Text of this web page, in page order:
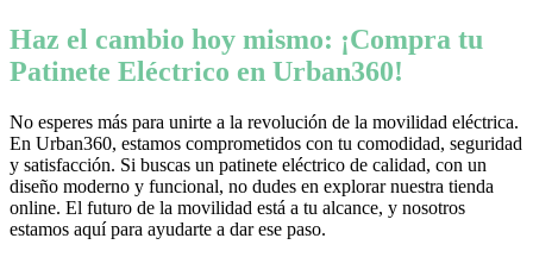
Haz el cambio hoy mismo: ¡Compra tu
Patinete Eléctrico en Urban360!
No esperes más para unirte a la revolución de la movilidad eléctrica.
En Urban360, estamos comprometidos con tu comodidad, seguridad
y satisfacción. Si buscas un patinete eléctrico de calidad, con un
diseño moderno y funcional, no dudes en explorar nuestra tienda
online. El futuro de la movilidad está a tu alcance, y nosotros
estamos aquí para ayudarte a dar ese paso.